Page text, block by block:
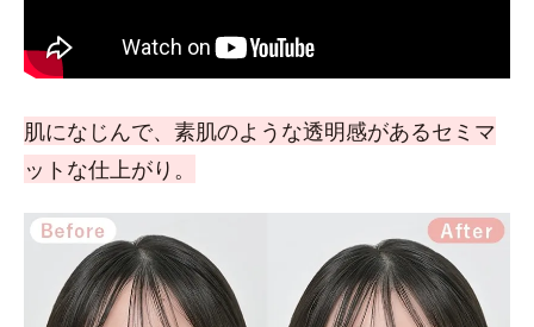
肌になじんで、素肌のような透明感があるセミマ
ットな仕上がり。